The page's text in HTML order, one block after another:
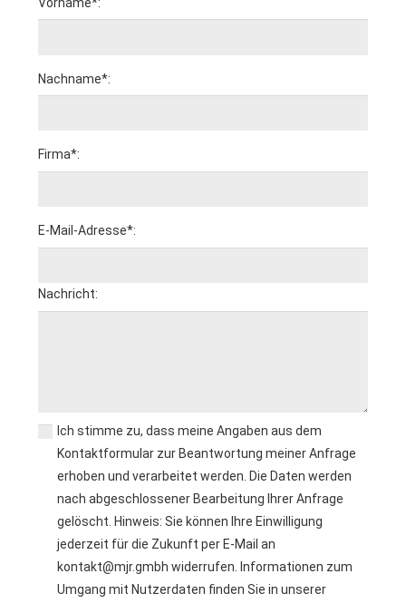
Nachname*:
Firma*:
E-Mail-Adresse*:
Nachricht:
Ich stimme zu, dass meine Angaben aus dem
Kontaktformular zur Beantwortung meiner Anfrage
erhoben und verarbeitet werden. Die Daten werden
nach abgeschlossener Bearbeitung Ihrer Anfrage
gelöscht. Hinweis: Sie können Ihre Einwilligung
jederzeit für die Zukunft per E-Mail an
kontakt@mjr.gmbh widerrufen. Informationen zum
Umgang mit Nutzerdaten finden Sie in unserer